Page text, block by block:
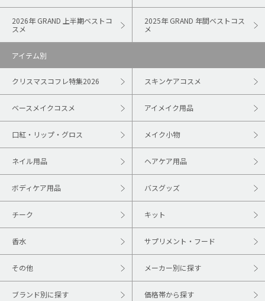
2026年 GRAND 上半期ベストコ
スメ
2025年 GRAND 年間ベストコス
メ
アイテム別
クリスマスコフレ特集2026 スキンケアコスメ
ベースメイクコスメ アイメイク用品
口紅・リップ・グロス メイク小物
ネイル用品 ヘアケア用品
ボディケア用品 バスグッズ
チーク キット
香水 サプリメント・フード
その他 メーカー別に探す
ブランド別に探す 価格帯から探す